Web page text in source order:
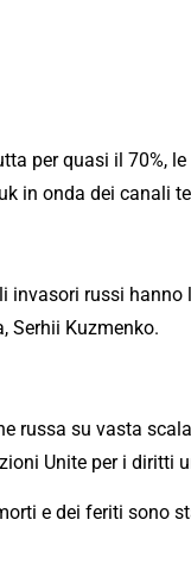
per quasi il 70%,
in onda dei canali
invasori russi
Serhii Kuzmenko.
russa su vasta
Unite per i diritti
e dei feriti sono